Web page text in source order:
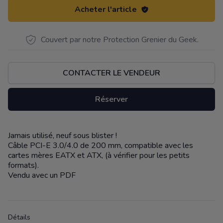
Acheter l'article
Couvert par notre Protection Grenier du Geek.
CONTACTER LE VENDEUR
Réserver
Description
Jamais utilisé, neuf sous blister !
Câble PCI-E 3.0/4.0 de 200 mm, compatible avec les
cartes mères EATX et ATX, (à vérifier pour les petits
formats).
Vendu avec un PDF
Détails